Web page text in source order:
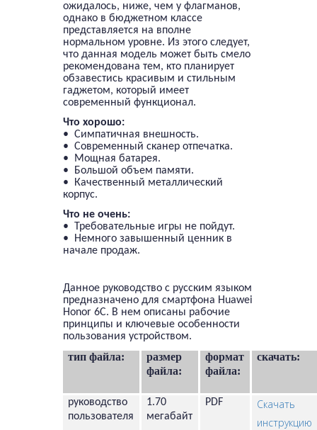
ожидалось, ниже, чем у флагманов,
однако в бюджетном классе
представляется на вполне
нормальном уровне. Из этого следует,
что данная модель может быть смело
рекомендована тем, кто планирует
обзавестись красивым и стильным
гаджетом, который имеет
современный функционал.
Что хорошо:
• Симпатичная внешность.
• Современный сканер отпечатка.
• Мощная батарея.
• Большой объем памяти.
• Качественный металлический
корпус.
Что не очень:
• Требовательные игры не пойдут.
• Немного завышенный ценник в
начале продаж.
Данное руководство с русским языком
предназначено для смартфона Huawei
Honor 6C. В нем описаны рабочие
принципы и ключевые особенности
пользования устройством.
тип файла:
размер
файла:
формат
файла:
скачать:
руководство
пользователя
1.70
мегабайт
PDF
Скачать
инструкцию